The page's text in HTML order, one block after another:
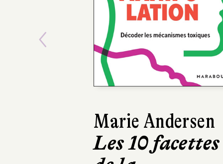
Isabelle Carré
Du côté des
Previous